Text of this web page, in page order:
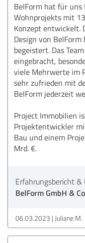
BelForm hat für uns
Wohnprojekts mit
Konzept entwickelt.
Design von
begeistert. Das
eingebracht,
viele Mehrwerte im
sehr zufrieden mit
BelForm jederzeit
Project Immobilien
Projektentwickler
Bau und einem
Mrd. €.
Erfahrungsbericht &
BelForm GmbH &
06.03.2023 Juliane M.